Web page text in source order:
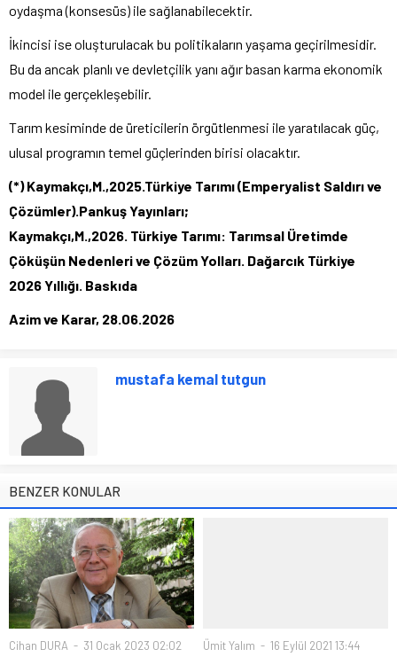
oydaşma (konsesüs) ile sağlanabilecektir.
İkincisi ise oluşturulacak bu politikaların yaşama geçirilmesidir.
Bu da ancak planlı ve devletçilik yanı ağır basan karma ekonomik
model ile gerçekleşebilir.
Tarım kesiminde de üreticilerin örgütlenmesi ile yaratılacak güç,
ulusal programın temel güçlerinden birisi olacaktır.
(*) Kaymakçı,M.,2025.Türkiye Tarımı (Emperyalist Saldırı ve
Çözümler).Pankuş Yayınları;
Kaymakçı,M.,2026. Türkiye Tarımı: Tarımsal Üretimde
Çöküşün Nedenleri ve Çözüm Yolları. Dağarcık Türkiye
2026 Yıllığı. Baskıda
Azim ve Karar, 28.06.2026
mustafa kemal tutgun
BENZER KONULAR
Cihan DURA 31 Ocak 2023 02:02 Ümit Yalım 16 Eylül 2021 13:44